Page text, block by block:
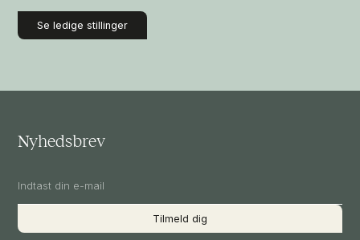
Se ledige stillinger
Nyhedsbrev